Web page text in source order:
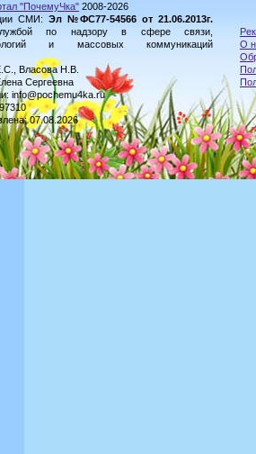
"ПочемуЧка" 2008-2026
СМИ: Эл №ФС77-54566 от 21.06.2013г.
по надзору в сфере связи,
и массовых коммуникаций
Власова Н.В.
Сергеевна
info@pochemu4ka.ru
07.08.2026
О